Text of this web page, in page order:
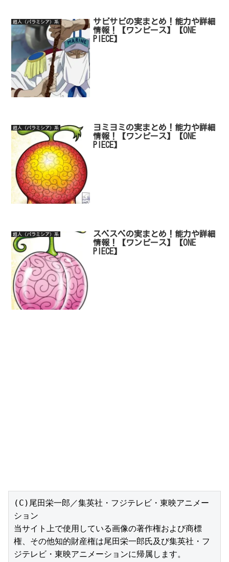
超人（パラミシア）系
サビサビの実まとめ！能力や詳細
情報！【ワンピース】【ONE
PIECE】
超人（パラミシア）系
ヨミヨミの実まとめ！能力や詳細
情報！【ワンピース】【ONE
PIECE】
超人（パラミシア）系
スベスベの実まとめ！能力や詳細
情報！【ワンピース】【ONE
PIECE】
(C)尾田栄一郎／集英社・フジテレビ・東映アニメー
ション
当サイト上で使用している画像の著作権および商標
権、その他知的財産権は尾田栄一郎氏及び集英社・フ
ジテレビ・東映アニメーションに帰属します。